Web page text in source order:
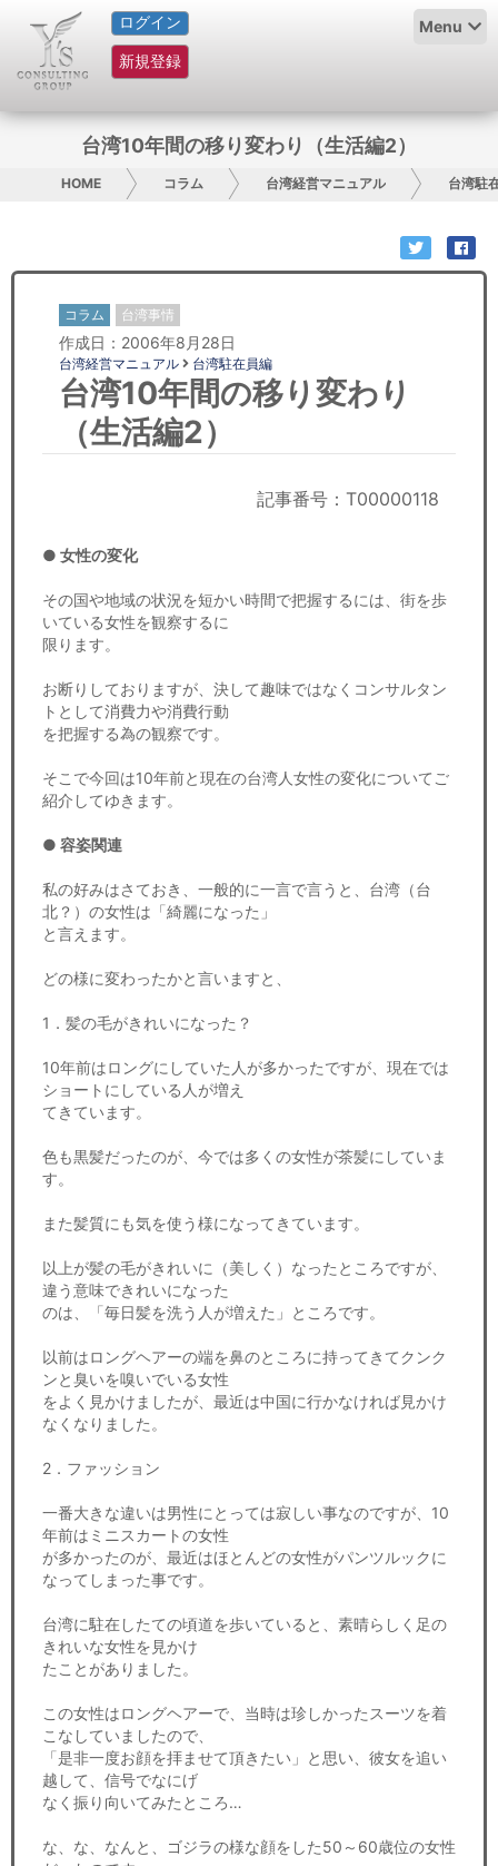
ログイン
新規登録
Menu
HOME
サービス紹介
グループ概要
日本人にPR
コンサルティング
リサーチ
経済ニュース
労務顧問
飲食店情報
台湾10年間の移り変わり（生活編2）
HOME コラム 台湾経営マニュアル 台湾駐
コラム 台湾事情
作成日：2006年8月28日
台湾経営マニュアル 台湾駐在員編
台湾10年間の移り変わり
（生活編2）
記事番号：T00000118
● 女性の変化
その国や地域の状況を短かい時間で把握するには、街を歩
いている女性を観察するに
限ります。
お断りしておりますが、決して趣味ではなくコンサルタン
トとして消費力や消費行動
を把握する為の観察です。
そこで今回は10年前と現在の台湾人女性の変化についてご
紹介してゆきます。
● 容姿関連
私の好みはさておき、一般的に一言で言うと、台湾（台
北？）の女性は「綺麗になった」
と言えます。
どの様に変わったかと言いますと、
1．髪の毛がきれいになった？
10年前はロングにしていた人が多かったですが、現在では
ショートにしている人が増え
てきています。
色も黒髪だったのが、今では多くの女性が茶髪にしていま
す。
また髪質にも気を使う様になってきています。
以上が髪の毛がきれいに（美しく）なったところですが、
違う意味できれいになった
のは、「毎日髪を洗う人が増えた」ところです。
以前はロングヘアーの端を鼻のところに持ってきてクンク
ンと臭いを嗅いでいる女性
をよく見かけましたが、最近は中国に行かなければ見かけ
なくなりました。
2．ファッション
一番大きな違いは男性にとっては寂しい事なのですが、10
年前はミニスカートの女性
が多かったのが、最近はほとんどの女性がパンツルックに
なってしまった事です。
台湾に駐在したての頃道を歩いていると、素晴らしく足の
きれいな女性を見かけ
たことがありました。
この女性はロングヘアーで、当時は珍しかったスーツを着
こなしていましたので、
「是非一度お顔を拝ませて頂きたい」と思い、彼女を追い
越して、信号でなにげ
なく振り向いてみたところ…
な、な、なんと、ゴジラの様な顔をした50～60歳位の女性